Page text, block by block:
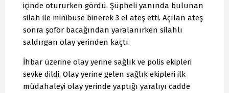
içinde otururken gördü. Şüpheli yanında bulunan
silah ile minibüse binerek 3 el ateş etti. Açılan ateş
sonra şoför bacağından yaralanırken silahlı
saldırgan olay yerinden kaçtı.
İhbar üzerine olay yerine sağlık ve polis ekipleri
sevke dildi. Olay yerine gelen sağlık ekipleri ilk
müdahaleyi olay yerinde yaptığı yaralıyı cadde